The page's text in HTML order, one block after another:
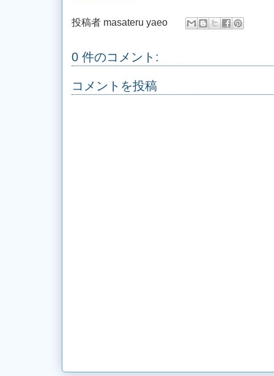
投稿者 masateru yaeo
0 件のコメント:
コメントを投稿